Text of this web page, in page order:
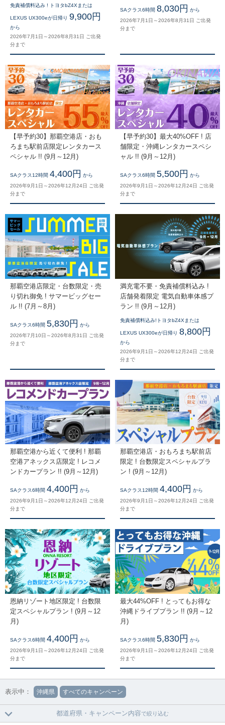
免責補償料込み ! トヨタbZ4Xまたは
LEXUS UX300eが日帰り 9,900円
から
2026年7月1日～2026年8月31日 ご出発
分まで
SAクラス6時間 8,030円 から
2026年7月1日～2026年8月31日 ご出発
分まで
【早予約30】那覇空港店・おも
ろまち駅前店限定レンタカース
ペシャル !! (9月～12月)
SAクラス12時間 4,400円 から
2026年9月1日～2026年12月24日 ご出発
分まで
【早予約30】最大40%OFF ! 店
舗限定・沖縄レンタカースペシ
ャル !! (9月～12月)
SAクラス6時間 5,500円 から
2026年9月1日～2026年12月24日 ご出発
分まで
那覇空港店限定・台数限定・売
り切れ御免 ! サマービッグセー
ル !! (7月～8月)
SAクラス6時間 5,830円 から
2026年7月10日～2026年8月31日 ご出発
分まで
満充電不要・免責補償料込み !
店舗発着限定 電気自動車体感プ
ラン !! (9月～12月)
免責補償料込み!トヨタbZ4Xまたは
LEXUS UX300eが日帰り 8,800円
から
2026年9月1日～2026年12月24日 ご出発
分まで
那覇空港から近くて便利 ! 那覇
空港アネックス店限定 ! レコメ
ンドカープラン !! (9月～12月)
SAクラス6時間 4,400円 から
2026年9月1日～2026年12月24日 ご出発
分まで
那覇空港店・おもろまち駅前店
限定 ! 台数限定スペシャルプラ
ン ! (9月～12月)
SAクラス12時間 4,400円 から
2026年9月1日～2026年12月24日 ご出発
分まで
恩納リゾート地区限定 ! 台数限
定スペシャルプラン ! (9月～12
月)
SAクラス6時間 4,400円 から
2026年9月1日～2026年12月24日 ご出発
分まで
最大44%OFF ! とってもお得な
沖縄ドライブプラン !! (9月～12
月)
SAクラス6時間 5,830円 から
2026年9月1日～2026年12月24日 ご出発
分まで
表示中： 沖縄県 すべてのキャンペーン
都道府県・キャンペーン内容で絞り込む